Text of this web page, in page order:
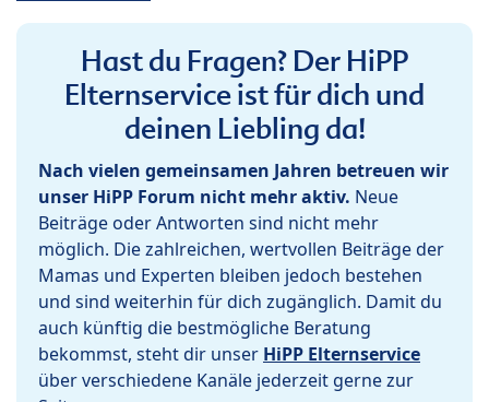
Hast du Fragen? Der HiPP
Elternservice ist für dich und
deinen Liebling da!
Nach vielen gemeinsamen Jahren betreuen wir
unser HiPP Forum nicht mehr aktiv. Neue
Beiträge oder Antworten sind nicht mehr
möglich. Die zahlreichen, wertvollen Beiträge der
Mamas und Experten bleiben jedoch bestehen
und sind weiterhin für dich zugänglich. Damit du
auch künftig die bestmögliche Beratung
bekommst, steht dir unser HiPP Elternservice
über verschiedene Kanäle jederzeit gerne zur